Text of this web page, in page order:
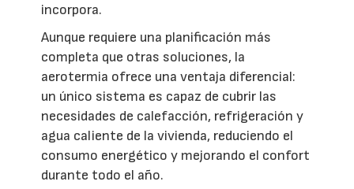
incorpora.
Aunque requiere una planificación más
completa que otras soluciones, la
aerotermia ofrece una ventaja diferencial:
un único sistema es capaz de cubrir las
necesidades de calefacción, refrigeración y
agua caliente de la vivienda, reduciendo el
consumo energético y mejorando el confort
durante todo el año.